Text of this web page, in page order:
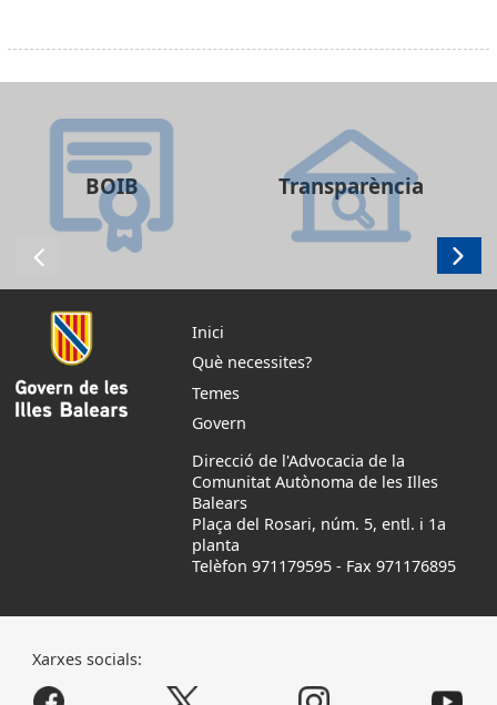
BOIB Transparència
Inici
Què necessites?
Temes
Govern
Direcció de l'Advocacia de la
Comunitat Autònoma de les Illes
Balears
Plaça del Rosari, núm. 5, entl. i 1a
planta
Telèfon 971179595 - Fax 971176895
Xarxes socials: